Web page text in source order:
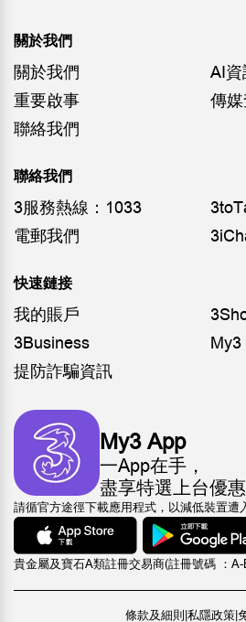
關於我們
關於我們
AI資
重要啟事
傳
聯絡我們
聯絡我們
3服務熱線：1033
電郵我們
快速鏈接
我的賬戶
3Business
My3
提防詐騙資訊
My3 App
一App在手，
盡享特選上台優惠
請循官方途徑下載應用程式，以減低裝置遭
貴金屬及寶石A類註冊交易商(註冊號碼 ：A-
條款及細則 私隱政策